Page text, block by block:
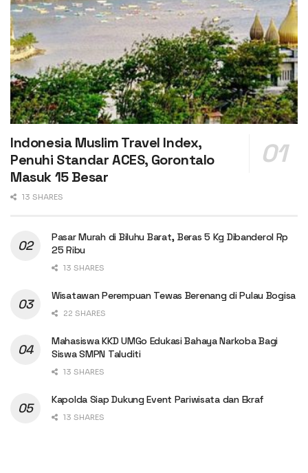
Indonesia Muslim Travel Index,
Penuhi Standar ACES, Gorontalo
Masuk 15 Besar
13 SHARES
Pasar Murah di Biluhu Barat, Beras 5 Kg Dibanderol Rp
25 Ribu
13 SHARES
Wisatawan Perempuan Tewas Berenang di Pulau Bogisa
22 SHARES
Mahasiswa KKD UMGo Edukasi Bahaya Narkoba Bagi
Siswa SMPN Taluditi
13 SHARES
Kapolda Siap Dukung Event Pariwisata dan Ekraf
13 SHARES